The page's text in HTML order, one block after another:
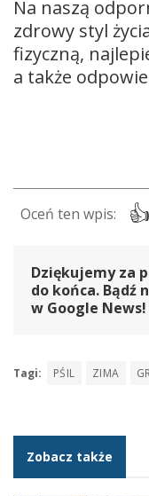
Na naszą
zdrowy styl
fizyczną,
a także
Dziękujemy za
do końca. Bądź
w Google News!
Tagi: PŚIL ZIMA
Zobacz także